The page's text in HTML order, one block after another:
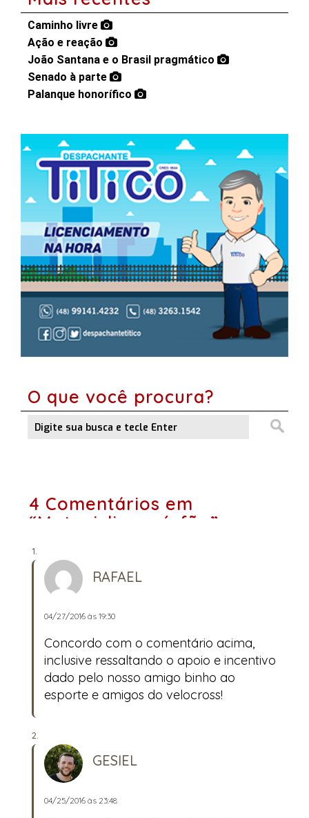
Caminho livre
Ação e reação
João Santana e o Brasil pragmático
Senado à parte
Palanque honorífico
O que você procura?
4 Comentários em
“Motociclismo órfão”
RAFAEL
04/27/2016 às 19:30
Concordo com o comentário acima,
inclusive ressaltando o apoio e incentivo
dado pelo nosso amigo binho ao
esporte e amigos do velocross!
GESIEL
04/25/2016 às 23:48